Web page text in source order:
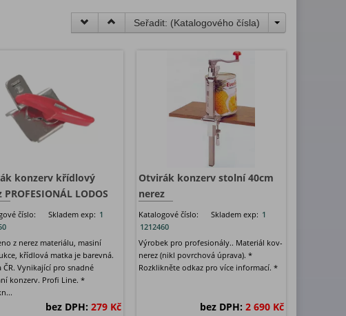
Seřadit: (Katalogového čísla)
konzerv křídlový
PROFESIONÁL LODOS
číslo:
Skladem exp: 1
z nerez materiálu, masiní
křídlová matka je barevná.
ČR. Vynikající pro snadné
konzerv. Profi Line. *
bez DPH: 279 Kč
Otvirák konzerv stolní 40cm
nerez
Katalogové číslo:
1212460
Skladem exp: 1
Výrobek pro profesionály.. Materiál kov-
nerez (nikl povrchová úprava). *
Rozklikněte odkaz pro více informací. *
bez DPH: 2 690 Kč